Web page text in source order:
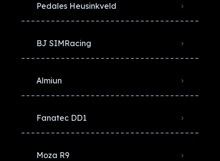
Pedales Heusinkveld
BJ SIMRacing
Almiun
Fanatec DD1
Moza R9